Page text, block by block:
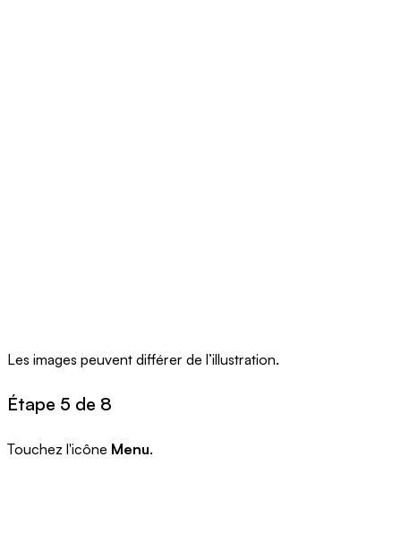
Les images peuvent différer de l’illustration.
Étape 5 de 8
Touchez l'icône Menu.